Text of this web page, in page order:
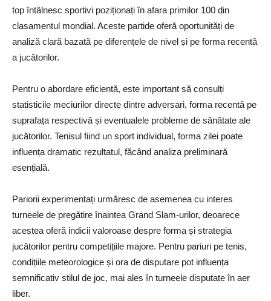
top întâlnesc sportivi poziționați în afara primilor 100 din
clasamentul mondial. Aceste partide oferă oportunități de
analiză clară bazată pe diferențele de nivel și pe forma recentă
a jucătorilor.
Pentru o abordare eficientă, este important să consulți
statisticile meciurilor directe dintre adversari, forma recentă pe
suprafața respectivă și eventualele probleme de sănătate ale
jucătorilor. Tenisul fiind un sport individual, forma zilei poate
influența dramatic rezultatul, făcând analiza preliminară
esențială.
Pariorii experimentați urmăresc de asemenea cu interes
turneele de pregătire înaintea Grand Slam-urilor, deoarece
acestea oferă indicii valoroase despre forma și strategia
jucătorilor pentru competițiile majore. Pentru pariuri pe tenis,
condițiile meteorologice și ora de disputare pot influența
semnificativ stilul de joc, mai ales în turneele disputate în aer
liber.